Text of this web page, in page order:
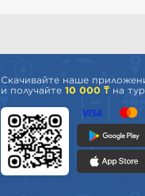
Скачивайте наше
и получайте10 000 ₸ на